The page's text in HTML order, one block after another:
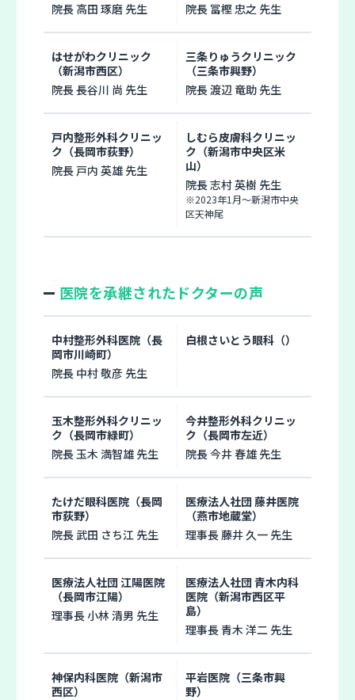
院長 高田 琢磨 先生
院長 冨樫 忠之 先生
はせがわクリニック
（新潟市西区）
院長 長谷川 尚 先生
三条りゅうクリニック
（三条市興野）
院長 渡辺 竜助 先生
戸内整形外科クリニッ
ク（長岡市荻野）
院長 戸内 英雄 先生
しむら皮膚科クリニッ
ク（新潟市中央区米
山）
院長 志村 英樹 先生
※2023年1月〜新潟市中央
区天神尾
医院を承継されたドクターの声
中村整形外科医院（長
岡市川崎町）
院長 中村 敬彦 先生
白根さいとう眼科（）
玉木整形外科クリニッ
ク（長岡市緑町）
院長 玉木 満智雄 先生
今井整形外科クリニッ
ク（長岡市左近）
院長 今井 春雄 先生
たけだ眼科医院（長岡
市荻野）
院長 武田 さち江 先生
医療法人社団 藤井医院
（燕市地蔵堂）
理事長 藤井 久一 先生
医療法人社団 江陽医院
（長岡市江陽）
理事長 小林 清男 先生
医療法人社団 青木内科
医院（新潟市西区平
島）
理事長 青木 洋二 先生
神保内科医院（新潟市
西区）
平岩医院（三条市興
野）